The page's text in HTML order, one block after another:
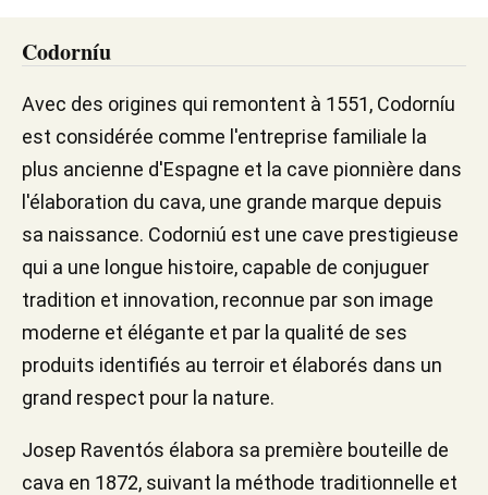
Codorníu
Avec des origines qui remontent à 1551, Codorníu
est considérée comme l'entreprise familiale la
plus ancienne d'Espagne et la cave pionnière dans
l'élaboration du cava, une grande marque depuis
sa naissance. Codorniú est une cave prestigieuse
qui a une longue histoire, capable de conjuguer
tradition et innovation, reconnue par son image
moderne et élégante et par la qualité de ses
produits identifiés au terroir et élaborés dans un
grand respect pour la nature.
Josep Raventós élabora sa première bouteille de
cava en 1872, suivant la méthode traditionnelle et